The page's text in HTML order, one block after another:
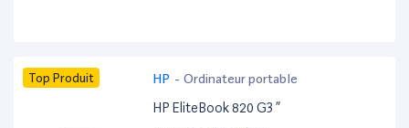
Top Produit HP - Ordinateur portable
HP EliteBook 820 G3 ”